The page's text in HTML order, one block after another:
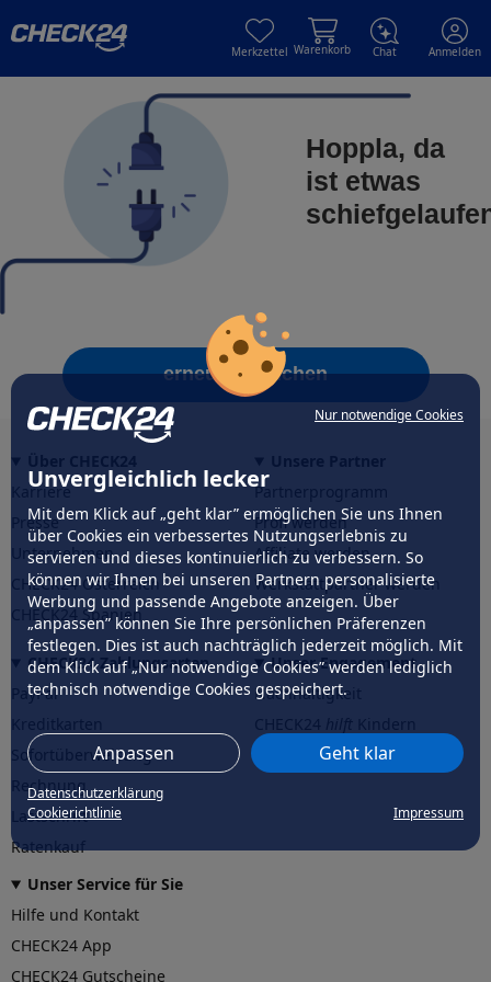
Nur notwendige Cookies
Unvergleichlich lecker
Mit dem Klick auf „geht klar” ermöglichen Sie uns Ihnen
über Cookies ein verbessertes Nutzungserlebnis zu
servieren und dieses kontinuierlich zu verbessern. So
können wir Ihnen bei unseren Partnern personalisierte
Werbung und passende Angebote anzeigen. Über
„anpassen” können Sie Ihre persönlichen Präferenzen
festlegen. Dies ist auch nachträglich jederzeit möglich. Mit
dem Klick auf „Nur notwendige Cookies” werden lediglich
technisch notwendige Cookies gespeichert.
Anpassen Geht klar
Datenschutzerklärung
Cookierichtlinie
Impressum
Merkzettel Warenkorb Chat Anmelden
Hoppla, da
ist etwas
erneut versuchen
Karriere
Presse
Unternehmen
CHECK24 Österreich
CHECK24 Spanien
Partnerprogramm
Profi werden
Affiliate werden
Werkstattpartner werden
CHECK24 Zahlungsarten
PayPal
Sofortüberweisung
Rechnung
Lastschrift
Ratenkauf
Unser Engagement
Nachhaltigkeit
CHECK24hilftder Natur
Unser Service für Sie
Hilfe und Kontakt
CHECK24 App
CHECK24 Gutscheine